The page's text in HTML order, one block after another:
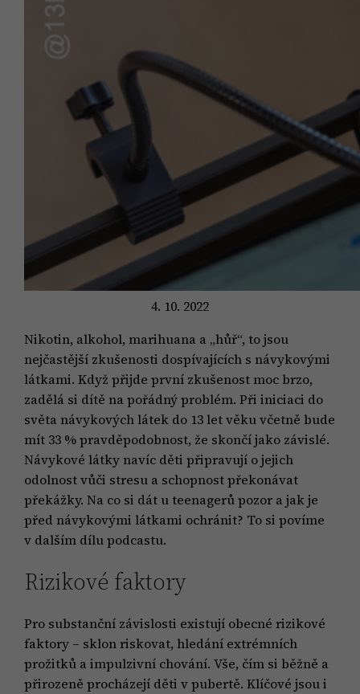
4. 10. 2022
Nikotin, alkohol, marihuana a „hůř“, to jsou
nejčastější zkušenosti dospívajících s návykovými
látkami. Když přijde první zkušenost moc brzo,
zadělá si dítě na pořádný problém. Při iniciaci do
světa návykových látek do 13 let věku včetně bude
mít 33 % pravděpodobnost, že skončí jako závislé.
Návykové látky navíc děti připravují o jejich
odolnost vůči stresu a schopnost překonávat
překážky. Na co si dát u teenagerů pozor a jak je
před návykovými látkami ochránit? To si povíme
v dalším dílu podcastu.
Rizikové faktory
Pro substanční závislosti existují obecné rizikové
faktory – sklon riskovat, hledání extrémních
prožitků a impulzivní chování. Vše, čím si běžně a
přirozeně procházejí děti v pubertě. Klíčové jsou i